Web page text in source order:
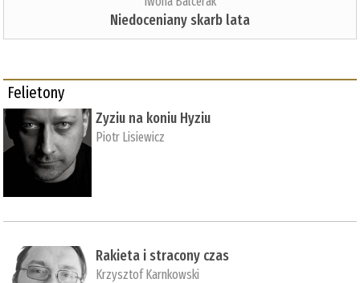
Niedoceniany skarb lata
Felietony
Zyziu na koniu Hyziu
Piotr Lisiewicz
Rakieta i stracony czas
Krzysztof Karnkowski